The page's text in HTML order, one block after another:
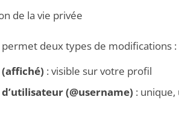
de la vie privée
deux types de modifications :
: visible sur votre profil
(@username) :